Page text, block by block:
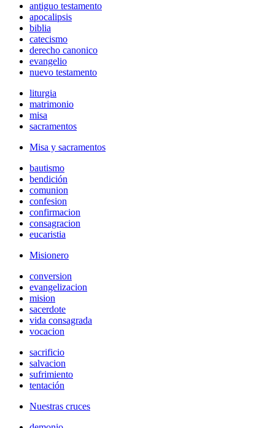
antiguo testamento
apocalipsis
biblia
catecismo
derecho canonico
evangelio
nuevo testamento
liturgia
matrimonio
misa
sacramentos
Misa y sacramentos
bautismo
bendición
comunion
confesion
confirmacion
consagracion
eucaristia
Misionero
conversion
evangelizacion
mision
sacerdote
vida consagrada
vocacion
sacrificio
salvacion
sufrimiento
tentación
Nuestras cruces